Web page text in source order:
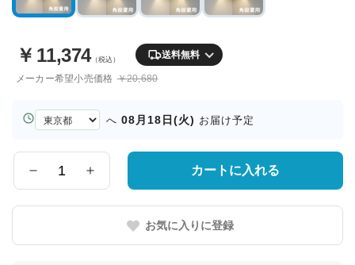
￥ 11,374（税込） 送料無料
メーカー希望小売価格 ￥20,680
お
届
県
へ 08月18日(火) お届け予定
量
カートに入れる
お気に入りに登録